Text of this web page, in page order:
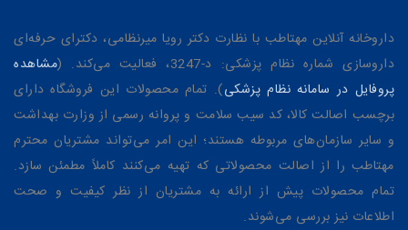
داروخانه آنلاین مهتاطب با نظارت دکتر رویا میرنظامی، دکترای حرفه‌ای
داروسازی شماره نظام پزشکی: د-3247، فعالیت می‌کند. (
مشاهده
پروفایل در سامانه نظام پزشکی). تمام محصولات این فروشگاه دارای
برچسب اصالت کالا، کد سیب سلامت و پروانه رسمی از وزارت بهداشت
و سایر سازمان‌های مربوطه هستند؛ این امر می‌تواند مشتریان محترم
مهتاطب را از اصالت محصولاتی که تهیه می‌کنند کاملاً مطمئن سازد.
تمام محصولات پیش از ارائه به مشتریان از نظر کیفیت و صحت
اطلاعات نیز بررسی می‌شوند.